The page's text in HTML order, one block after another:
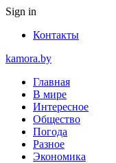
Sign in
Контакты
kamora.by
Главная
В мире
Интересное
Общество
Погода
Разное
Экономика